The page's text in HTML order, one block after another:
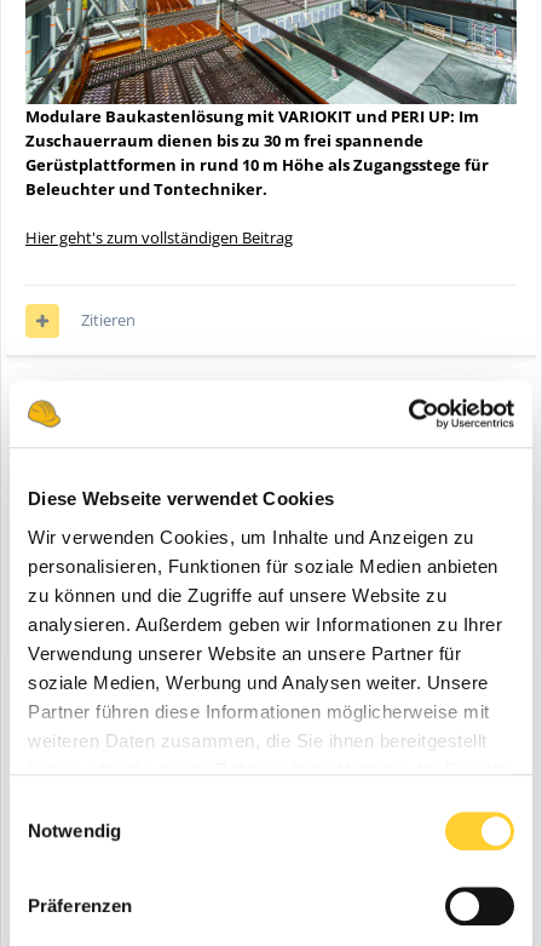
Diese Webseite verwendet Cookies
Wir verwenden Cookies, um Inhalte und Anzeigen zu
personalisieren, Funktionen für soziale Medien anbieten
zu können und die Zugriffe auf unsere Website zu
analysieren. Außerdem geben wir Informationen zu Ihrer
Verwendung unserer Website an unsere Partner für
soziale Medien, Werbung und Analysen weiter. Unsere
Partner führen diese Informationen möglicherweise mit
weiteren Daten zusammen, die Sie ihnen bereitgestellt
Notwendig
Präferenzen
Modulare Baukastenlösung mit VARIOKIT und PERI UP: Im
Zuschauerraum dienen bis zu 30 m frei spannende
Gerüstplattformen in rund 10 m Höhe als Zugangsstege für
Beleuchter und Tontechniker.
Hier geht's zum vollständigen Beitrag
Zitieren
Diskutiere mit!
Du kannst jetzt antworten und Dich später anmelden. Wenn du
bereits einen Account hast kannst du dich hieranmelden.